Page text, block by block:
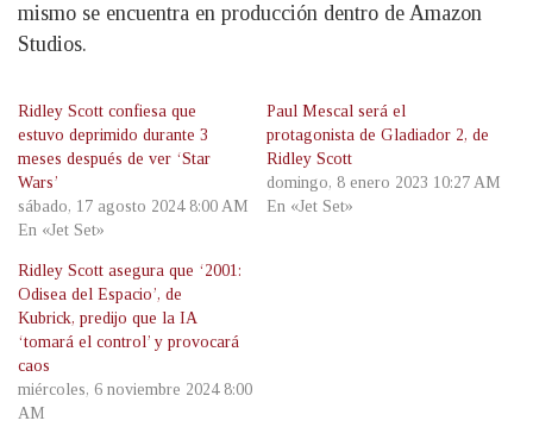
mismo se encuentra en producción dentro de Amazon
Studios.
Ridley Scott confiesa que
estuvo deprimido durante 3
meses después de ver ‘Star
Wars’
sábado, 17 agosto 2024 8:00 AM
En «Jet Set»
Paul Mescal será el
protagonista de Gladiador 2, de
Ridley Scott
domingo, 8 enero 2023 10:27 AM
En «Jet Set»
Ridley Scott asegura que ‘2001:
Odisea del Espacio’, de
Kubrick, predijo que la IA
‘tomará el control’ y provocará
caos
miércoles, 6 noviembre 2024 8:00
AM